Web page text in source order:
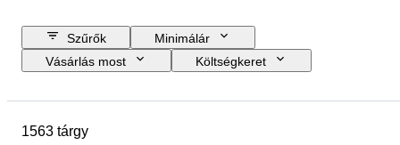
Szűrők
Minimálár
Vásárlás most
Költségkeret
Tárgy
1563 tárgy